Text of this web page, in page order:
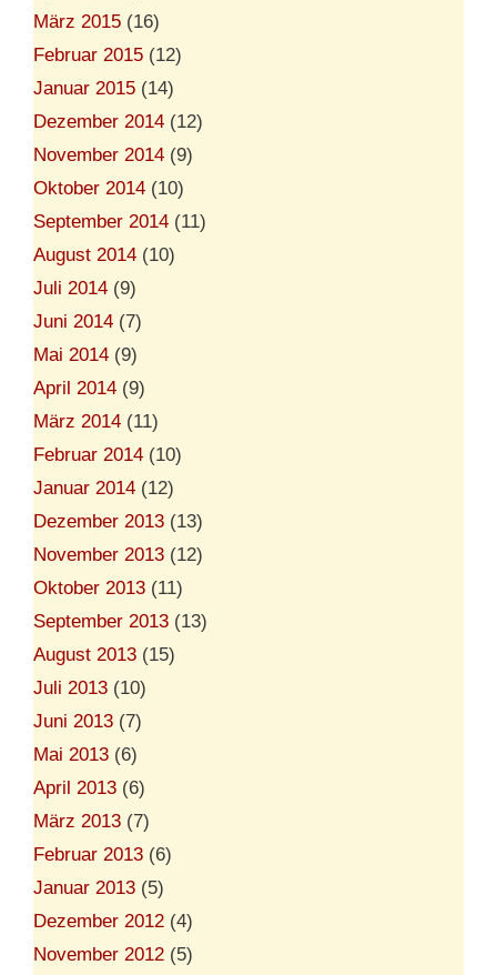
März 2015 (16)
Februar 2015 (12)
Januar 2015 (14)
Dezember 2014 (12)
November 2014 (9)
Oktober 2014 (10)
September 2014 (11)
August 2014 (10)
Juli 2014 (9)
Juni 2014 (7)
Mai 2014 (9)
April 2014 (9)
März 2014 (11)
Februar 2014 (10)
Januar 2014 (12)
Dezember 2013 (13)
November 2013 (12)
Oktober 2013 (11)
September 2013 (13)
August 2013 (15)
Juli 2013 (10)
Juni 2013 (7)
Mai 2013 (6)
April 2013 (6)
März 2013 (7)
Februar 2013 (6)
Januar 2013 (5)
Dezember 2012 (4)
November 2012 (5)